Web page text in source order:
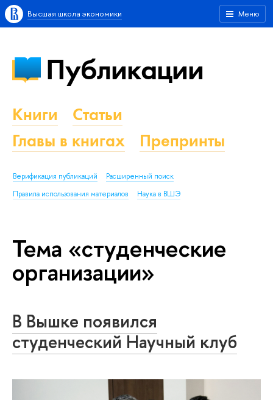
Меню
Высшая школа экономики
Публикации
Книги
Статьи
Главы в книгах
Препринты
Верификация публикаций
Расширенный поиск
Правила использования материалов
Наука в ВШЭ
Тема «студенческие
организации»
В Вышке появился
cтуденческий Научный клуб